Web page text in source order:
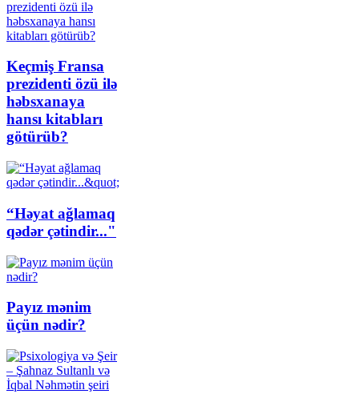
Keçmiş Fransa
prezidenti özü ilə
həbsxanaya
hansı kitabları
götürüb?
“Həyat ağlamaq
qədər çətindir..."
Payız mənim
üçün nədir?